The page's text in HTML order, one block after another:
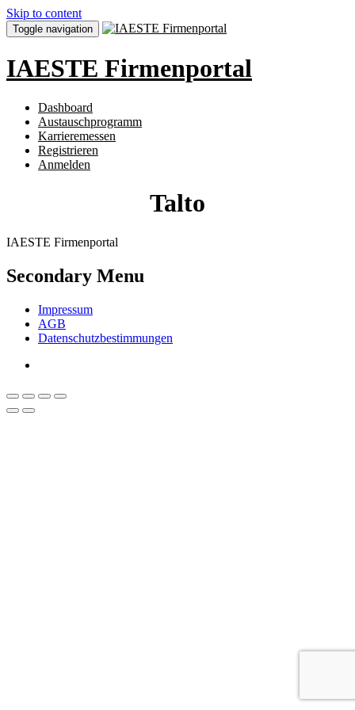
Skip to content
Toggle navigation
IAESTE Firmenportal
Dashboard
Austauschprogramm
Karrieremessen
Registrieren
Anmelden
Talto
IAESTE Firmenportal
Secondary Menu
Impressum
AGB
Datenschutzbestimmungen